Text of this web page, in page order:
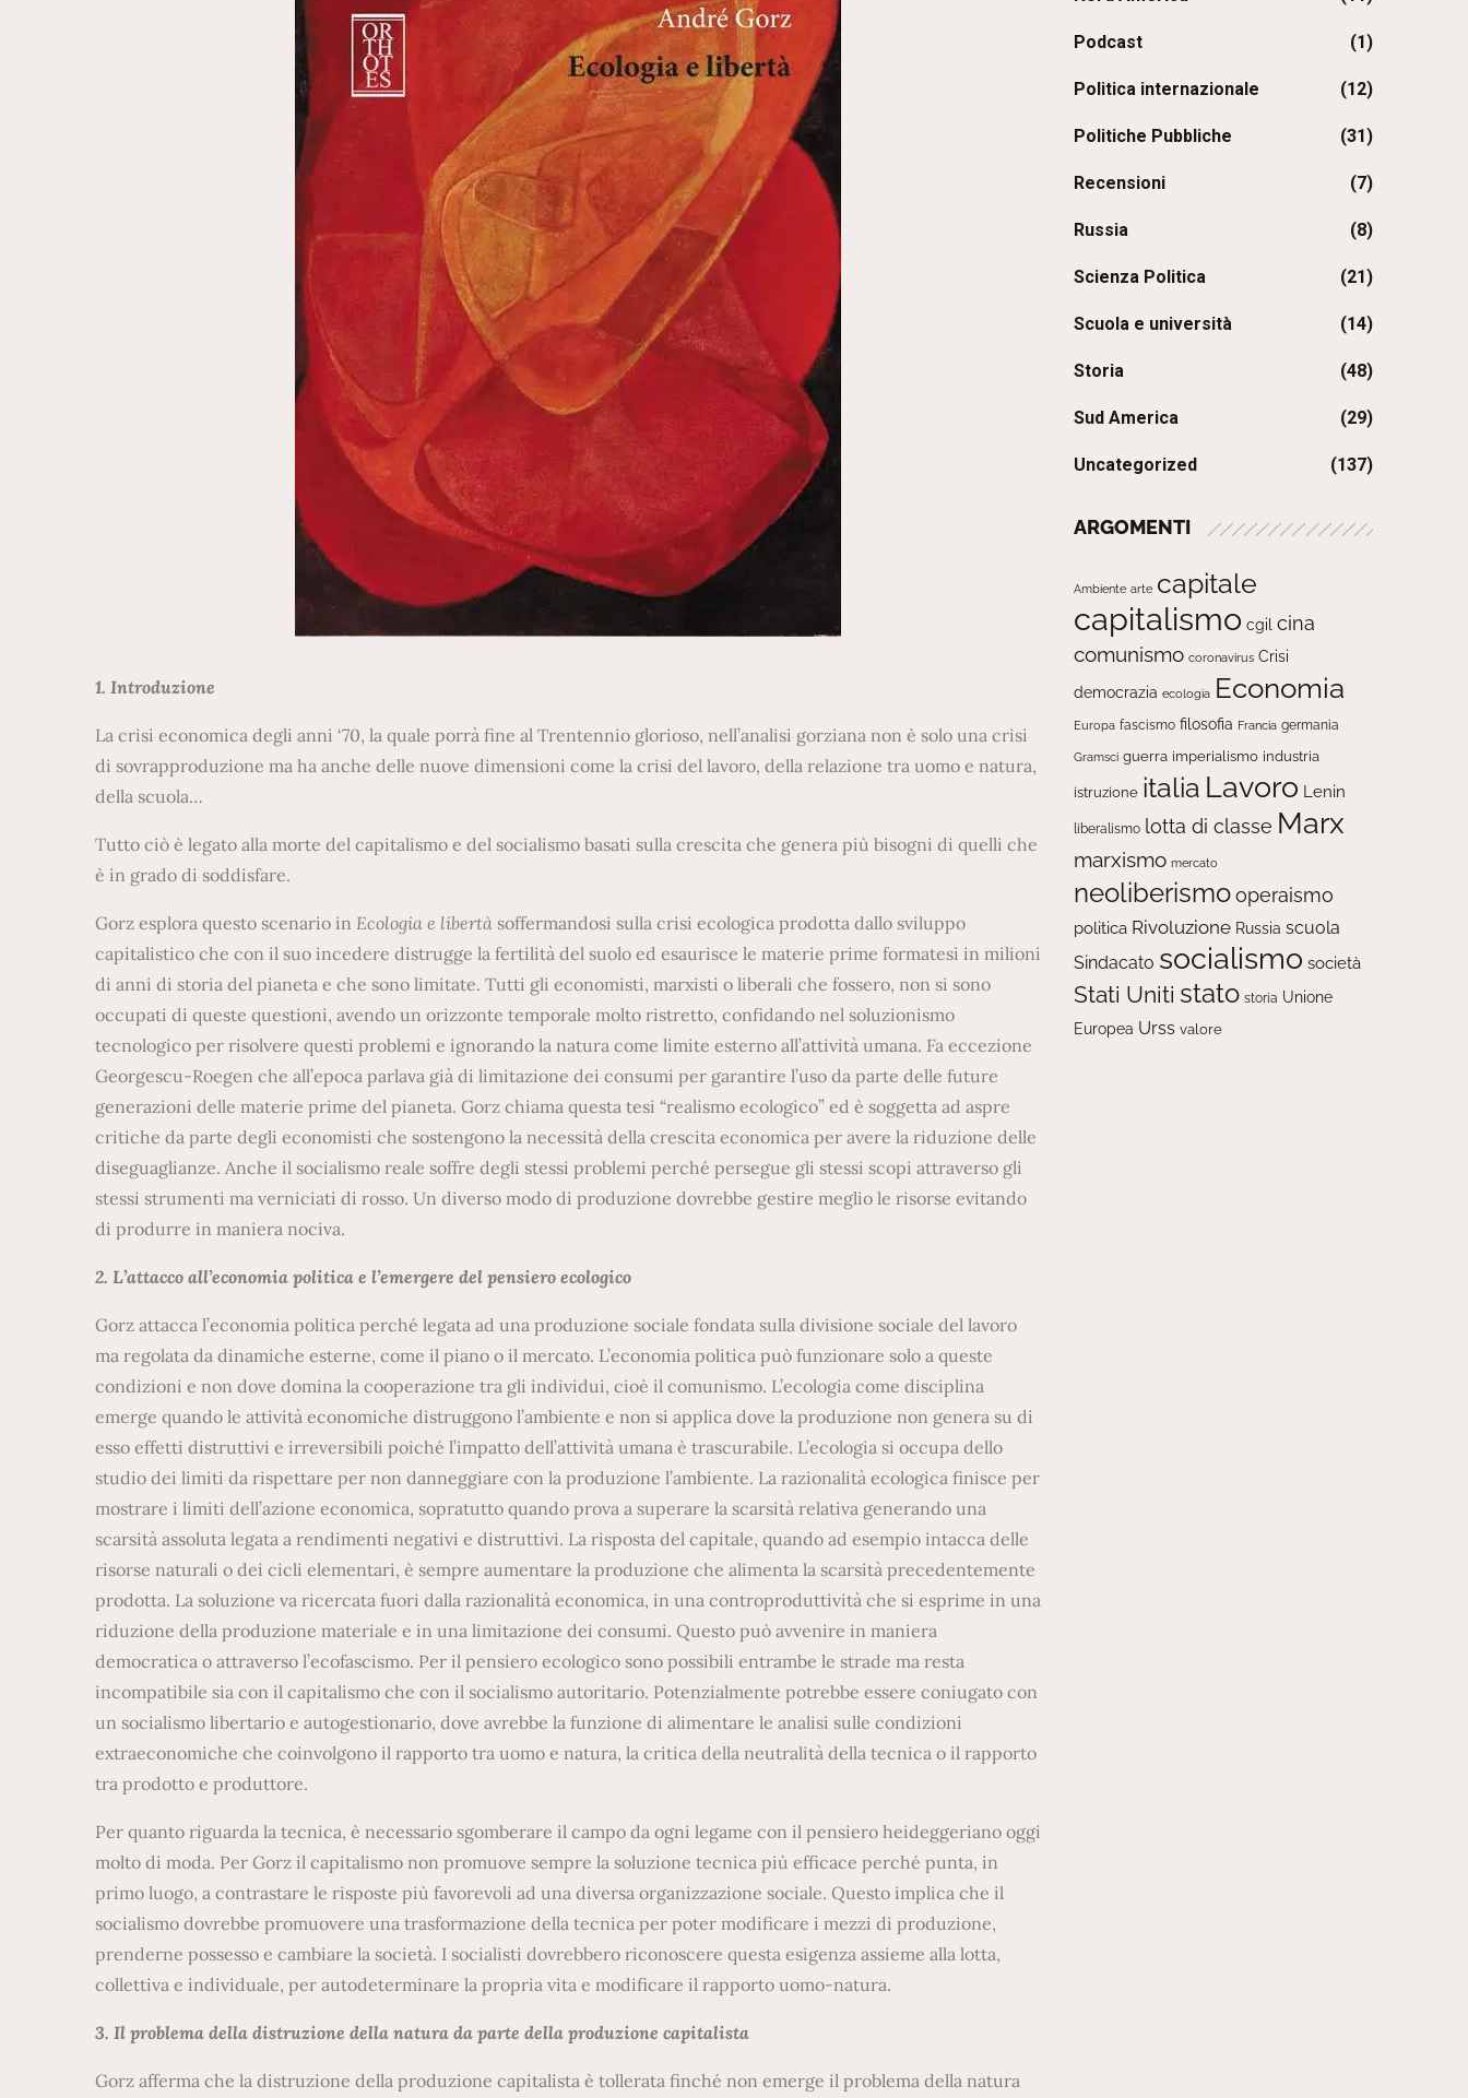
1. Introduzione
La crisi economica degli anni ‘70, la quale porrà fine al Trentennio glorioso, nell’analisi gorziana non è solo una crisi
di sovrapproduzione ma ha anche delle nuove dimensioni come la crisi del lavoro, della relazione tra uomo e natura,
della scuola…
Tutto ciò è legato alla morte del capitalismo e del socialismo basati sulla crescita che genera più bisogni di quelli che
è in grado di soddisfare.
Gorz esplora questo scenario in Ecologia e libertà soffermandosi sulla crisi ecologica prodotta dallo sviluppo
capitalistico che con il suo incedere distrugge la fertilità del suolo ed esaurisce le materie prime formatesi in milioni
di anni di storia del pianeta e che sono limitate. Tutti gli economisti, marxisti o liberali che fossero, non si sono
occupati di queste questioni, avendo un orizzonte temporale molto ristretto, confidando nel soluzionismo
tecnologico per risolvere questi problemi e ignorando la natura come limite esterno all’attività umana. Fa eccezione
Georgescu-Roegen che all’epoca parlava già di limitazione dei consumi per garantire l’uso da parte delle future
generazioni delle materie prime del pianeta. Gorz chiama questa tesi “realismo ecologico” ed è soggetta ad aspre
critiche da parte degli economisti che sostengono la necessità della crescita economica per avere la riduzione delle
diseguaglianze. Anche il socialismo reale soffre degli stessi problemi perché persegue gli stessi scopi attraverso gli
stessi strumenti ma verniciati di rosso. Un diverso modo di produzione dovrebbe gestire meglio le risorse evitando
di produrre in maniera nociva.
2. L’attacco all’economia politica e l’emergere del pensiero ecologico
Gorz attacca l’economia politica perché legata ad una produzione sociale fondata sulla divisione sociale del lavoro
ma regolata da dinamiche esterne, come il piano o il mercato. L’economia politica può funzionare solo a queste
condizioni e non dove domina la cooperazione tra gli individui, cioè il comunismo. L’ecologia come disciplina
emerge quando le attività economiche distruggono l’ambiente e non si applica dove la produzione non genera su di
esso effetti distruttivi e irreversibili poiché l’impatto dell’attività umana è trascurabile. L’ecologia si occupa dello
studio dei limiti da rispettare per non danneggiare con la produzione l’ambiente. La razionalità ecologica finisce per
mostrare i limiti dell’azione economica, sopratutto quando prova a superare la scarsità relativa generando una
scarsità assoluta legata a rendimenti negativi e distruttivi. La risposta del capitale, quando ad esempio intacca delle
risorse naturali o dei cicli elementari, è sempre aumentare la produzione che alimenta la scarsità precedentemente
prodotta. La soluzione va ricercata fuori dalla razionalità economica, in una controproduttività che si esprime in una
riduzione della produzione materiale e in una limitazione dei consumi. Questo può avvenire in maniera
democratica o attraverso l’ecofascismo. Per il pensiero ecologico sono possibili entrambe le strade ma resta
incompatibile sia con il capitalismo che con il socialismo autoritario. Potenzialmente potrebbe essere coniugato con
un socialismo libertario e autogestionario, dove avrebbe la funzione di alimentare le analisi sulle condizioni
extraeconomiche che coinvolgono il rapporto tra uomo e natura, la critica della neutralità della tecnica o il rapporto
tra prodotto e produttore.
Per quanto riguarda la tecnica, è necessario sgomberare il campo da ogni legame con il pensiero heideggeriano oggi
molto di moda. Per Gorz il capitalismo non promuove sempre la soluzione tecnica più efficace perché punta, in
primo luogo, a contrastare le risposte più favorevoli ad una diversa organizzazione sociale. Questo implica che il
socialismo dovrebbe promuovere una trasformazione della tecnica per poter modificare i mezzi di produzione,
prenderne possesso e cambiare la società. I socialisti dovrebbero riconoscere questa esigenza assieme alla lotta,
collettiva e individuale, per autodeterminare la propria vita e modificare il rapporto uomo-natura.
3. Il problema della distruzione della natura da parte della produzione capitalista
Gorz afferma che la distruzione della produzione capitalista è tollerata finché non emerge il problema della natura
Podcast (1)
Politica internazionale (12)
Politiche Pubbliche (31)
Recensioni (7)
Russia (8)
Scienza Politica (21)
Scuola e università (14)
Storia (48)
Sud America (29)
Uncategorized (137)
ARGOMENTI
Ambiente arte capitale
capitalismo cgil cina
comunismo coronavirus Crisi
democrazia ecologia Economia
Europa fascismo filosofia Francia germania
Gramsci guerra imperialismo industria
istruzione italia Lavoro Lenin
liberalismo lotta di classe Marx
marxismo mercato
neoliberismooperaismo
politica Rivoluzione Russia scuola
Sindacato socialismo società
Stati Uniti stato storia Unione
Europea Urss valore